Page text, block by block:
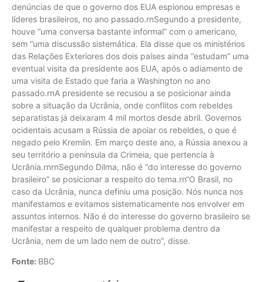
denúncias de que o governo dos EUA espionou empresas e
líderes brasileiros, no ano passado.rnSegundo a presidente,
houve “uma conversa bastante informal” com o americano,
sem “uma discussão sistemática. Ela disse que os ministérios
das Relações Exteriores dos dois países ainda “estudam” uma
eventual visita da presidente aos EUA, após o adiamento de
uma visita de Estado que faria a Washington no ano
passado.rnA presidente se recusou a se posicionar ainda
sobre a situação da Ucrânia, onde conflitos com rebeldes
separatistas já deixaram 4 mil mortos desde abril. Governos
ocidentais acusam a Rússia de apoiar os rebeldes, o que é
negado pelo Kremlin. Em março deste ano, a Rússia anexou a
seu território a península da Crimeia, que pertencia à
Ucrânia.rnrnSegundo Dilma, não é “do interesse do governo
brasileiro” se posicionar a respeito do tema.rn“O Brasil, no
caso da Ucrânia, nunca definiu uma posição. Nós nunca nos
manifestamos e evitamos sistematicamente nos envolver em
assuntos internos. Não é do interesse do governo brasileiro se
manifestar a respeito de qualquer problema dentro da
Ucrânia, nem de um lado nem de outro”, disse.
Fonte: BBC